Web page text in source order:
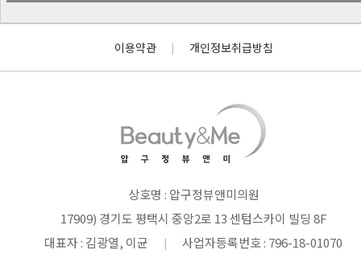
이용약관 | 개인정보취급방침
상호명 : 압구정뷰앤미의원
17909) 경기도 평택시 중앙2로 13 센텀스카이 빌딩 8F
대표자 : 김광열, 이균
|
사업자등록번호 : 796-18-01070